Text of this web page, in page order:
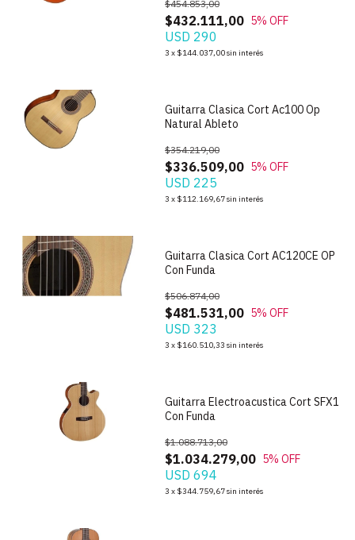
$432.111,00
$454.853,00
5% OFF
USD 290
3 x $144.037,00sin interés
Guitarra Clasica Cort Ac100 Op
Natural Ableto
$336.509,00
$354.219,00
5% OFF
USD 225
3 x $112.169,67sin interés
Guitarra Clasica Cort AC120CE OP
Con Funda
$481.531,00
$506.874,00
5% OFF
USD 323
3 x $160.510,33 sin interés
Guitarra Electroacustica Cort SFX1
Con Funda
$1.034.279,00
$1.088.713,00
5% OFF
USD 694
3 x $344.759,67sin interés